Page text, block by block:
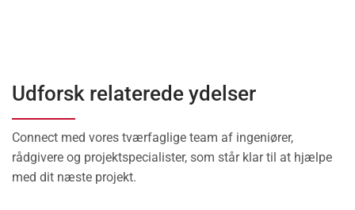
Udforsk relaterede ydelser
Connect med vores tværfaglige team af ingeniører,
rådgivere og projektspecialister, som står klar til at hjælpe
med dit næste projekt.